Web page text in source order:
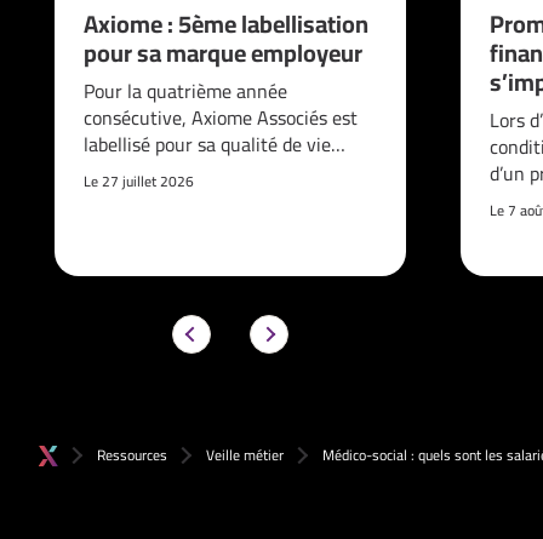
Axiome : 5ème labellisation
pour sa marque employeur
Pour la quatrième année
consécutive, Axiome Associés est
labellisé pour sa qualité de vie…
Le 27 juillet 2026
Lors
d’un
Le 7
Ressources Veille métier Médico-social : quels sont les